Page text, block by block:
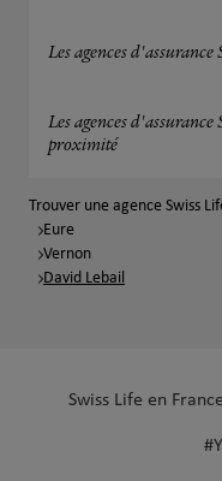
Les agences
Les agences
proximité
Trouver une agence Swiss
Eure
Vernon
David Lebail
Swiss Life en France